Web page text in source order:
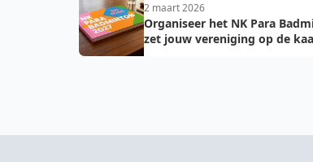
2 maart 2026
Organiseer het NK Para
zet jouw vereniging op de